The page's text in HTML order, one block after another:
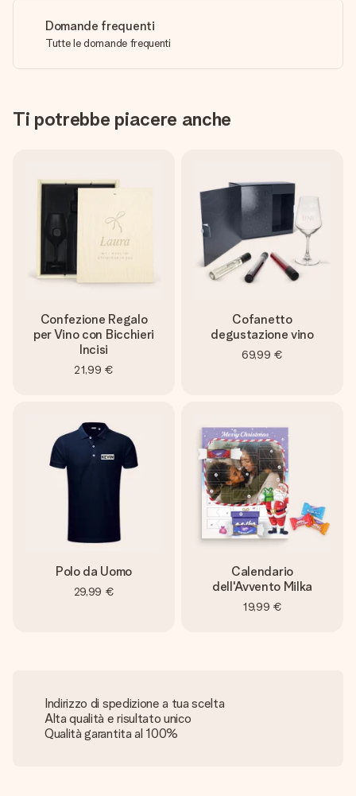
Domande frequenti
Tutte le domande frequenti
Ti potrebbe piacere anche
Confezione Regalo
per Vino con Bicchieri
Incisi
21,99 €
Cofanetto
degustazione vino
69,99 €
Polo da Uomo
29,99 €
Calendario
dell'Avvento Milka
19,99 €
Indirizzo di spedizione a tua scelta
Alta qualità e risultato unico
Qualità garantita al 100%